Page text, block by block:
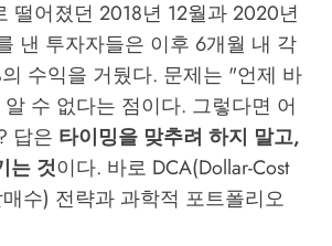
떨어졌던 2018년 12월과 2020년
낸 투자자들은 이후 6개월 내 각
수익을 거뒀다. 문제는 "언제 바
수 없다는 점이다. 그렇다면 어
답은 타이밍을 맞추려 하지 말고,
는 것이다. 바로 DCA(Dollar-Cost
수) 전략과 과학적 포트폴리오